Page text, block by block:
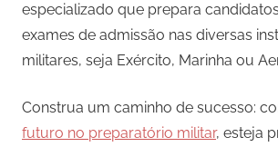
especializado que prepara
exames de admissão nas diversas
militares, seja Exército, Marinha ou
Construa um caminho de sucesso:
futuro no preparatório militar, esteja